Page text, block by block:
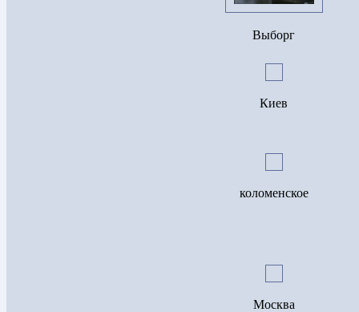
Выборг
Киев
коломенское
Москва